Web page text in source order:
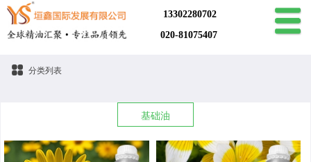
13302280702
020-81075407
分类列表
基础油